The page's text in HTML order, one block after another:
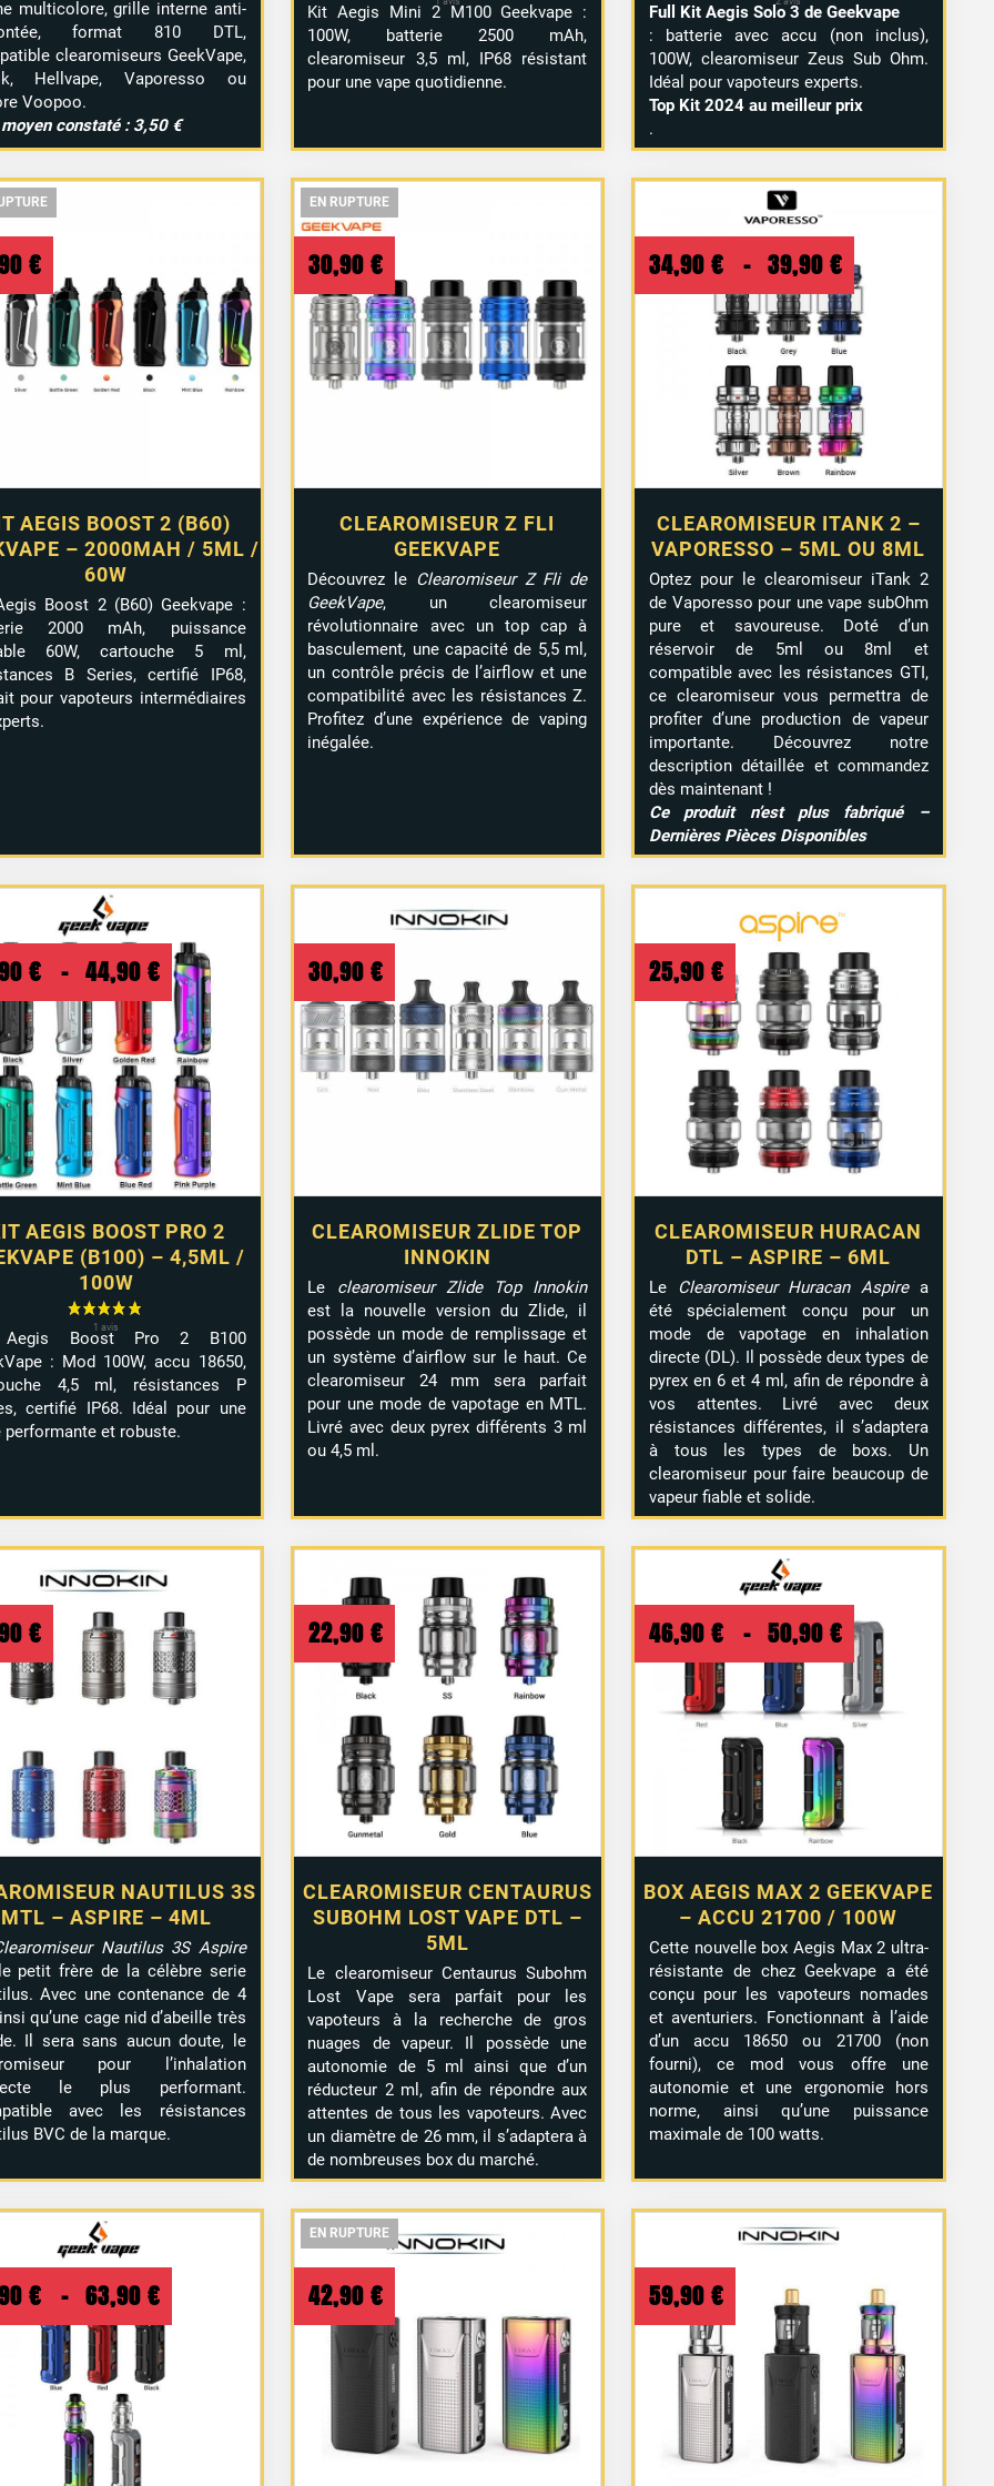
multicolore, grille interne anti-
format 810 DTL,
clearomiseurs GeekVape,
Hellvape, Vaporesso ou
Voopoo.
constaté : 3,50 €
Kit Aegis Mini 2 M100 Geekvape :
100W, batterie 2500 mAh,
clearomiseur 3,5 ml, IP68 résistant
pour une vape quotidienne.
Full Kit Aegis Solo 3 de Geekvape
: batterie avec accu (non inclus),
100W, clearomiseur Zeus Sub Ohm.
Idéal pour vapoteurs experts.
Top Kit 2024 au meilleur prix
.
AEGIS BOOST 2 (B60)
– 2000MAH / 5ML /
60W
€
Boost 2 (B60) Geekvape :
2000 mAh, puissance
60W, cartouche 5 ml,
B Series, certifié IP68,
pour vapoteurs intermédiaires
EN RUPTURE
EN RUPTURE
CLEAROMISEUR Z FLI
GEEKVAPE
30,90 €
Découvrez le Clearomiseur Z Fli de
GeekVape, un clearomiseur
révolutionnaire avec un top cap à
basculement, une capacité de 5,5 ml,
un contrôle précis de l’airflow et une
compatibilité avec les résistances Z.
Profitez d’une expérience de vaping
inégalée.
EN RUPTURE
CLEAROMISEUR ITANK 2 –
VAPORESSO – 5ML OU 8ML
34,90€ – 39,90€ Plage
de
prix :
34,90 €
à
39,90 €
Optez pour le clearomiseur iTank 2
de Vaporesso pour une vape subOhm
pure et savoureuse. Doté d’un
réservoir de 5ml ou 8ml et
compatible avec les résistances GTI,
ce clearomiseur vous permettra de
profiter d’une production de vapeur
importante. Découvrez notre
description détaillée et commandez
dès maintenant !
Ce produit n’est plus fabriqué –
Dernières Pièces Disponibles
AEGIS BOOST PRO 2
(B100) – 4,5ML /
100W
€ – 44,90 € Plage
de
prix :
40,90 €
à
44,90 €
Boost Pro 2 B100
: Mod 100W, accu 18650,
4,5 ml, résistances P
certifié IP68. Idéal pour une
performante et robuste.
CLEAROMISEUR ZLIDE TOP
INNOKIN
30,90 €
Le clearomiseur Zlide Top Innokin
est la nouvelle version du Zlide, il
possède un mode de remplissage et
un système d’airflow sur le haut. Ce
clearomiseur 24 mm sera parfait
pour une mode de vapotage en MTL.
Livré avec deux pyrex différents 3 ml
ou 4,5 ml.
CLEAROMISEUR HURACAN
DTL – ASPIRE – 6ML
25,90€
Le Clearomiseur Huracan Aspirea
été spécialement conçu pour un
mode de vapotage en inhalation
directe (DL). Il possède deux types de
pyrex en 6 et 4 ml, afin de répondre à
vos attentes. Livré avec deux
résistances différentes, il s’adaptera
à tous les types de boxs. Un
clearomiseur pour faire beaucoup de
vapeur fiable et solide.
NAUTILUS 3S
MTL – ASPIRE – 4ML
€
Nautilus 3S Aspire
petit frère de la célèbre serie
Avec une contenance de 4
qu’une cage nid d’abeille très
Il sera sans aucun doute, le
pour l’inhalation
le plus performant.
avec les résistances
BVC de la marque.
CLEAROMISEUR CENTAURUS
SUBOHM LOST VAPE DTL –
5ML
22,90 €
Le clearomiseur Centaurus Subohm
Lost Vape sera parfait pour les
vapoteurs à la recherche de gros
nuages de vapeur. Il possède une
autonomie de 5 ml ainsi que d’un
réducteur 2 ml, afin de répondre aux
attentes de tous les vapoteurs. Avec
un diamètre de 26 mm, il s’adaptera à
de nombreuses box du marché.
BOX AEGIS MAX 2 GEEKVAPE
– ACCU 21700 / 100W
46,90€ – 50,90€ Plage
de
prix :
50,90 €
Cette nouvelle box Aegis Max 2 ultra-
résistante de chez Geekvape a été
conçu pour les vapoteurs nomades
et aventuriers. Fonctionnant à l’aide
d’un accu 18650 ou 21700 (non
fourni), ce mod vous offre une
autonomie et une ergonomie hors
norme, ainsi qu’une puissance
maximale de 100 watts.
€ – 63,90 €
de
EN RUPTURE
EN RUPTURE
42,90 €
EN RUPTURE
59,90€